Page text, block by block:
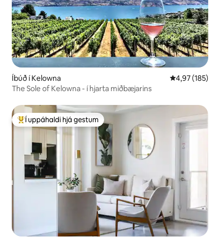
Íbúð í Kelowna 4,97 af 5 í
4,97 (185)
The Sole of Kelowna - í hjarta miðbæjarins
Í mestu uppáhaldi hjá gestum
Í uppáhaldi hjá gestum